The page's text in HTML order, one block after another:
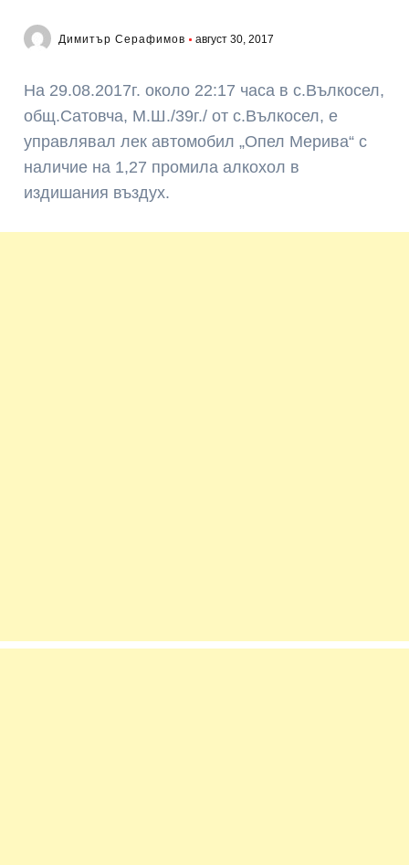
Димитър Серафимов август 30, 2017
На 29.08.2017г. около 22:17 часа в с.Вълкосел,
общ.Сатовча, М.Ш./39г./ от с.Вълкосел, е
управлявал лек автомобил „Опел Мерива“ с
наличие на 1,27 промила алкохол в
издишания въздух.